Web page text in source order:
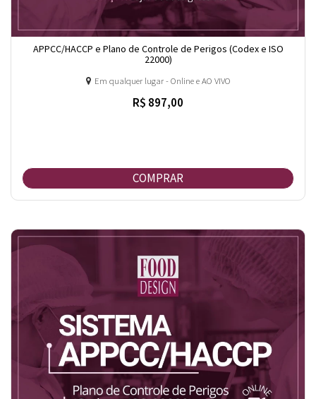
APPCC/HACCP e Plano de Controle de Perigos (Codex e ISO
22000)
Em qualquer lugar - Online e AO VIVO
R$ 897,00
COMPRAR